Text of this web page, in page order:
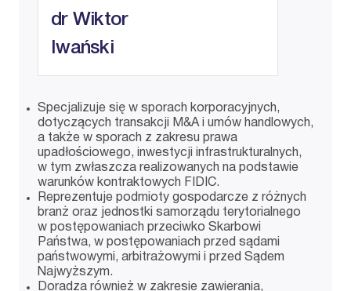
dr Wiktor
Iwański
Specjalizuje się w sporach korporacyjnych,
dotyczących transakcji M&A i umów handlowych,
a także w sporach z zakresu prawa
upadłościowego, inwestycji infrastrukturalnych,
w tym zwłaszcza realizowanych na podstawie
warunków kontraktowych FIDIC.
Reprezentuje podmioty gospodarcze z różnych
branż oraz jednostki samorządu terytorialnego
w postępowaniach przeciwko Skarbowi
Państwa, w postępowaniach przed sądami
państwowymi, arbitrażowymi i przed Sądem
Najwyższym.
Doradza również w zakresie zawierania,